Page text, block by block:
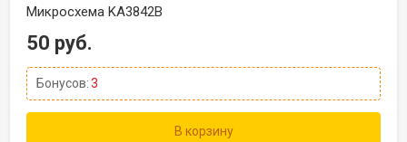
Микросхема KA3842B
50 руб.
Бонусов:3
В корзину